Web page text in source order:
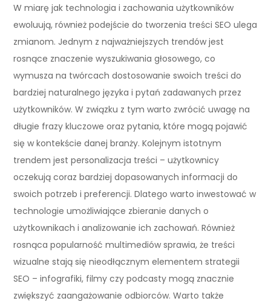
W miarę jak technologia i zachowania użytkowników
ewoluują, również podejście do tworzenia treści SEO ulega
zmianom. Jednym z najważniejszych trendów jest
rosnące znaczenie wyszukiwania głosowego, co
wymusza na twórcach dostosowanie swoich treści do
bardziej naturalnego języka i pytań zadawanych przez
użytkowników. W związku z tym warto zwrócić uwagę na
długie frazy kluczowe oraz pytania, które mogą pojawić
się w kontekście danej branży. Kolejnym istotnym
trendem jest personalizacja treści – użytkownicy
oczekują coraz bardziej dopasowanych informacji do
swoich potrzeb i preferencji. Dlatego warto inwestować w
technologie umożliwiające zbieranie danych o
użytkownikach i analizowanie ich zachowań. Również
rosnąca popularność multimediów sprawia, że treści
wizualne stają się nieodłącznym elementem strategii
SEO – infografiki, filmy czy podcasty mogą znacznie
zwiększyć zaangażowanie odbiorców. Warto także